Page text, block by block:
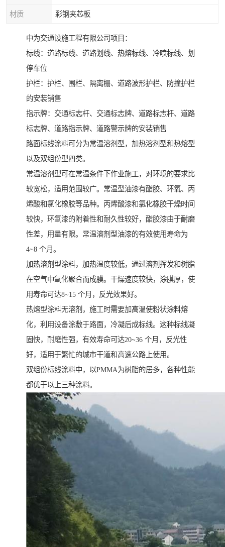
材质 彩钢夹芯板
中为交通设施工程有限公司项目：
标线：道路标线、道路划线、热熔标线、冷喷标线、划
停车位
护栏：护栏、围栏、隔离栅、道路波形护栏、防撞护栏
的安装销售
指示牌：交通标志杆、交通标志牌、道路标志杆、道路
标志牌、道路指示牌、道路警示牌的安装销售
路面标线涂料可分为常温溶剂型，加热溶剂型和热熔型
以及双组份型四类。
常温溶剂型可在常温条件下作业施工，对环境的要求比
较宽松，适用范围较广。常温型油漆有酯胶、环氧、丙
烯酸和氯化橡胶等品种。丙烯酸漆和氯化橡胶干燥时间
较快，环氧漆的附着性和耐久性较好，酯胶漆由于耐磨
性差，用量有限。常温溶剂型油漆的有效使用寿命为
4~8 个月。
加热溶剂型涂料，加热温度较低，通过溶剂挥发和树脂
在空气中氧化聚合而成膜。干燥速度较快，涂膜厚，使
用寿命可达8~15 个月，反光效果好。
热熔型涂料无溶剂，施工时需要加高温使粉状涂料熔
化，利用设备涂敷于路面，冷凝后成标线。这种标线凝
固快，耐磨性强，有效寿命可达20~36 个月，反光性
好，适用于繁忙的城市干道和高速公路上使用。
双组份标线涂料中，以PMMA为树脂的居多，各种性能
都优于以上三种涂料。